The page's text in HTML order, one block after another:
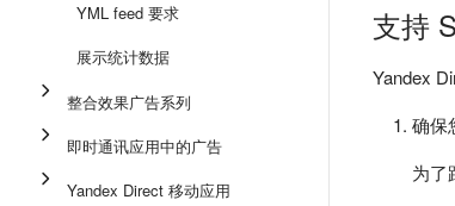
YML feed 要求
展示统计数据
整合效果广告系列
即时通讯应用中的广告
Yandex Direct 移动应用
支持
Yandex
确保
为了